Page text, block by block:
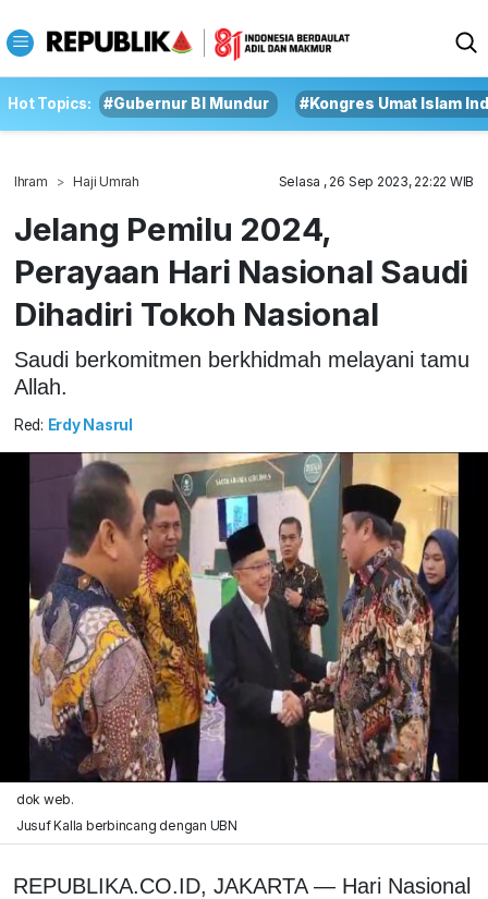
Hot Topics: #Gubernur BI Mundur #Kongres Umat Islam
Ihram Haji Umrah Selasa , 26 Sep 2023, 22:22 WIB
Jelang Pemilu 2024,
Perayaan Hari Nasional Saudi
Dihadiri Tokoh Nasional
Saudi berkomitmen berkhidmah melayani tamu
Allah.
Red: Erdy Nasrul
dok web.
Jusuf Kalla berbincang dengan UBN
REPUBLIKA.CO.ID, JAKARTA — Hari Nasional